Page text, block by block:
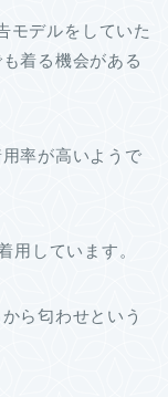
モデルをしていた
着る機会がある
率が高いようで
用しています。
ら匂わせという